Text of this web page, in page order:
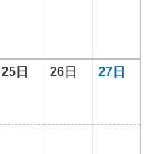
25日 26日 27日